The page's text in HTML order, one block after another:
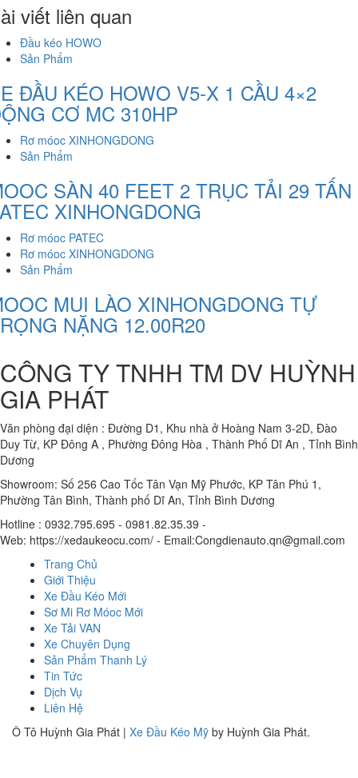
viết liên quan
Đầu kéo HOWO
Sản Phẩm
ĐẦU KÉO HOWO V5-X 1 CẦU 4×2
CƠ MC 310HP
Rơ móoc XINHONGDONG
Sản Phẩm
SÀN 40 FEET 2 TRỤC TẢI 29 TẤN
XINHONGDONG
Rơ móoc PATEC
Rơ móoc XINHONGDONG
Sản Phẩm
MUI LÀO XINHONGDONG TỰ
NẶNG 12.00R20
CÔNG TY TNHH TM DV HUỲNH
GIA PHÁT
Văn phòng đại diện : Đường D1, Khu nhà ở Hoàng Nam 3-2D, Đào
Duy Từ, KP Đông A , Phường Đông Hòa , Thành Phố Dĩ An , Tỉnh Bình
Dương
Showroom: Số 256 Cao Tốc Tân Vạn Mỹ Phước, KP Tân Phú 1,
Phường Tân Bình, Thành phố Dĩ An, Tỉnh Bình Dương
Hotline : 0932.795.695 - 0981.82.35.39 -
Web: https://xedaukeocu.com/ - Email:Congdienauto.qn@gmail.com
Trang Chủ
Giới Thiệu
Xe Đầu Kéo Mới
Sơ Mi Rơ Móoc Mới
Xe Tải VAN
Xe Chuyên Dụng
Sản Phẩm Thanh Lý
Tin Tức
Dịch Vụ
Liên Hệ
Ô Tô Huỳnh Gia Phát | Xe Đầu Kéo Mỹ by Huỳnh Gia Phát.